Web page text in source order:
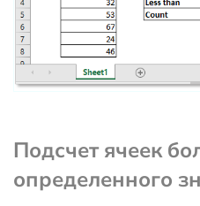
Подсчет ячеек
определенного